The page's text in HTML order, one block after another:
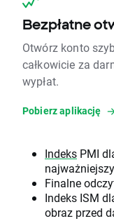
Bezpłatne
Otwórz konto
całkowicie za
wypłat.
Pobierz aplikację
Indeks PMI
Finalne
Indeks ISM
obraz przed